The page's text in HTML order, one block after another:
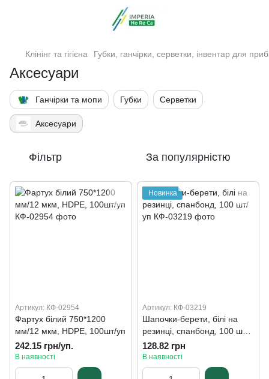
Клінінг та гігієна Губки, ганчірки, серветки, інвентар для
Аксесуари
Ганчірки та мопи Губки Серветки
Аксесуари
Фільтр За популярністю
Артикул: КФ-02954
Фартух білий 750*1200
мм/12 мкм, HDPE, 100шт/уп
242.15 грн/уп.
В наявності
Новинка
Артикул: КФ-03219
Шапочки-берети, білі на
резинці, спанбонд, 100 шт/
уп
128.82 грн
В наявності